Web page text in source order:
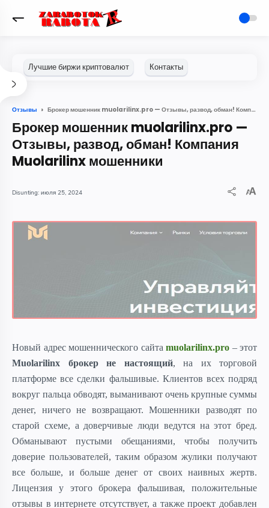
Отзывы Брокер мошенник muolarilinx.pro — Отзывы, развод, обман! Компания Muolarilinx мошенники
Брокер мошенник muolarilinx.pro —
Отзывы, развод, обман! Компания
Muolarilinx мошенники
июля 25, 2024
Новый адрес мошеннического сайта muolarilinx.pro – этот
Muolarilinx брокер не настоящий, на их торговой
платформе все сделки фальшивые. Клиентов всех подряд
вокруг пальца обводят, выманивают очень крупные суммы
денег, ничего не возвращают. Мошенники разводят по
старой схеме, а доверчивые люди ведутся на этот бред.
Обманывают пустыми обещаниями, чтобы получить
доверие пользователей, таким образом жулики получают
все больше, и больше денег от своих наивных жертв.
Лицензия у этого брокера фальшивая, положительные
отзывы в интернете отсутствует, а также проект добавлен